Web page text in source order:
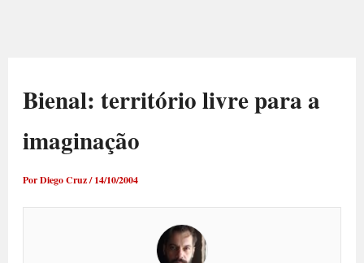
Bienal: território livre para a
imaginação
PorDiego Cruz/14/10/2004